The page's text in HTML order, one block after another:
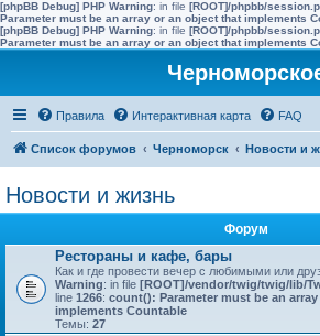
[phpBB Debug] PHP Warning: in file [ROOT]/phpbb/
Parameter must be an array or an object that implements
[phpBB Debug] PHP Warning: in file [ROOT]/phpbb/
Parameter must be an array or an object that implements
Правила Интерактивная карта FAQ
Список форумов Черноморск Новости и
Новости и жизнь
Форум
Рестораны и кафе, бары
Как и где провести вечер c любимыми или
Warning: in file [ROOT]/vendor/twig/twig/lib/
line 1266: count(): Parameter must be an
implements Countable
Темы: 27